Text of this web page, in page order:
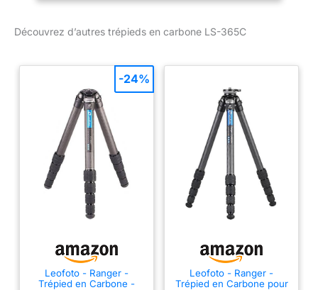
Découvrez d’autres trépieds en carbone LS-365C
Leofoto - Ranger -
Trépied en Carbone -
-24%
Leofoto - Ranger -
Trépied en Carbone pour